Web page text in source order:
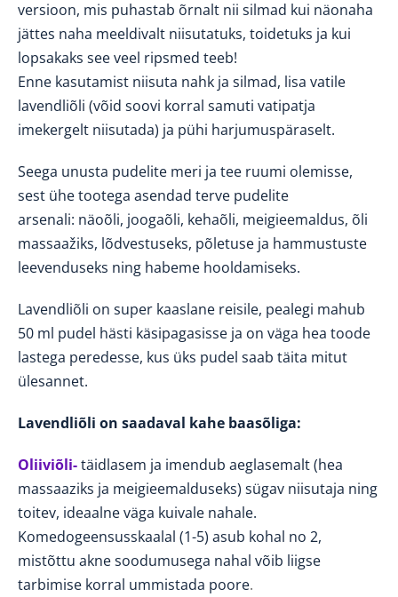
versioon, mis puhastab õrnalt nii silmad kui näonaha
jättes naha meeldivalt niisutatuks, toidetuks ja kui
lopsakaks see veel ripsmed teeb!
Enne kasutamist niisuta nahk ja silmad, lisa vatile
lavendliõli (võid soovi korral samuti vatipatja
imekergelt niisutada) ja pühi harjumuspäraselt.
Seega unusta pudelite meri ja tee ruumi olemisse,
sest ühetootega asendad terve pudelite
arsenali: näoõli, joogaõli, kehaõli, meigieemaldus, õli
massaažiks, lõdvestuseks, põletuse ja hammustuste
leevenduseks ning habeme hooldamiseks.
Lavendliõli on super kaaslane reisile, pealegi mahub
50 ml pudel hästi käsipagasisse ja on väga hea toode
lastega peredesse, kus üks pudel saab täita mitut
ülesannet.
Lavendliõli on saadaval kahe baasõliga:
Oliiviõli-täidlasem ja imendub aeglasemalt (hea
massaaziks ja meigieemalduseks) sügav niisutaja ning
toitev, ideaalne väga kuivale nahale.
Komedogeensusskaalal (1-5) asub kohal no 2,
mistõttu akne soodumusega nahal võib liigse
tarbimise korral ummistada poore.